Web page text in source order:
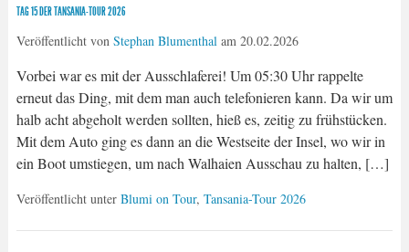
TAG 15 DER TANSANIA-TOUR 2026
Veröffentlicht von Stephan Blumenthalam 20.02.2026
Vorbei war es mit der Ausschlaferei! Um 05:30 Uhr rappelte
erneut das Ding, mit dem man auch telefonieren kann. Da wir um
halb acht abgeholt werden sollten, hieß es, zeitig zu frühstücken.
Mit dem Auto ging es dann an die Westseite der Insel, wo wir in
ein Boot umstiegen, um nach Walhaien Ausschau zu halten, […]
Veröffentlicht unter Blumi on Tour, Tansania-Tour 2026